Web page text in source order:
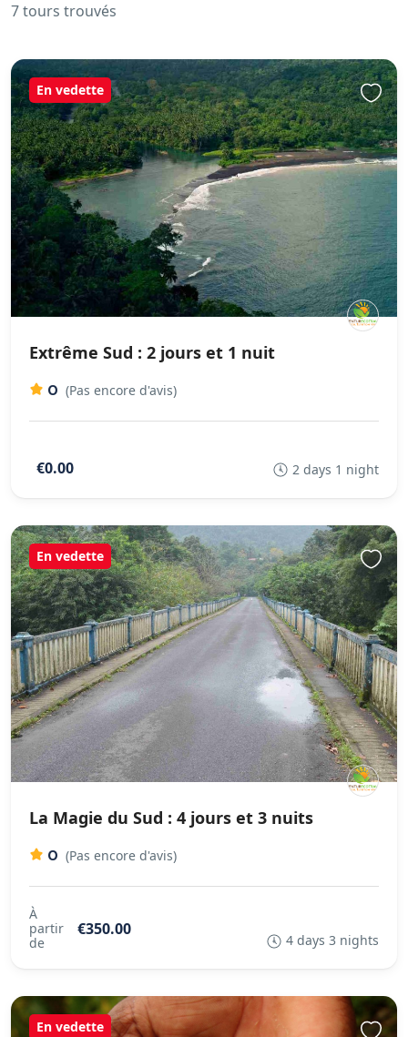
7 tours trouvés
En vedette
Extrême Sud : 2 jours et 1 nuit
0 (Pas encore d'avis)
€0.00 2 days 1 night
En vedette
La Magie du Sud : 4 jours et 3 nuits
0 (Pas encore d'avis)
À
partir
de
€350.00
4 days 3 nights
En vedette